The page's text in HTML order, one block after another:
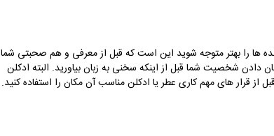
ها را بهتر متوجه شوید این است که قبل از معرفی و هم صحبتی شما
شخصیت شما قبل از اینکه سخنی به زبان بیاورید. البته ادکلن
از قرار های مهم کاری عطر یا ادکلن مناسب آن مکان را استفاده کنید.